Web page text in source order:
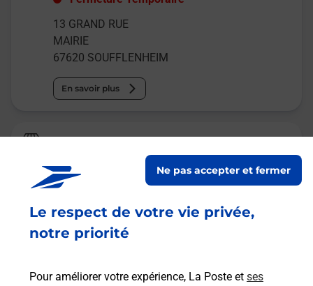
Le respect de votre vie privée,
notre priorité
Pour améliorer votre expérience, La Poste et ses
Ne pas accepter et fermer
13 GRAND RUE
MAIRIE
67620 SOUFFLENHEIM
En savoir plus
La Poste
SESSENHEIM
jusqu'à 09h00
3 PLACE DE LA MAIRIE
67770 SESSENHEIM